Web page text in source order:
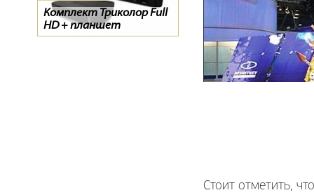
Комплект Триколор Full
HD + планшет
Evo 07
Конвертор спутниковый
GI-204S
Стоит отметить,